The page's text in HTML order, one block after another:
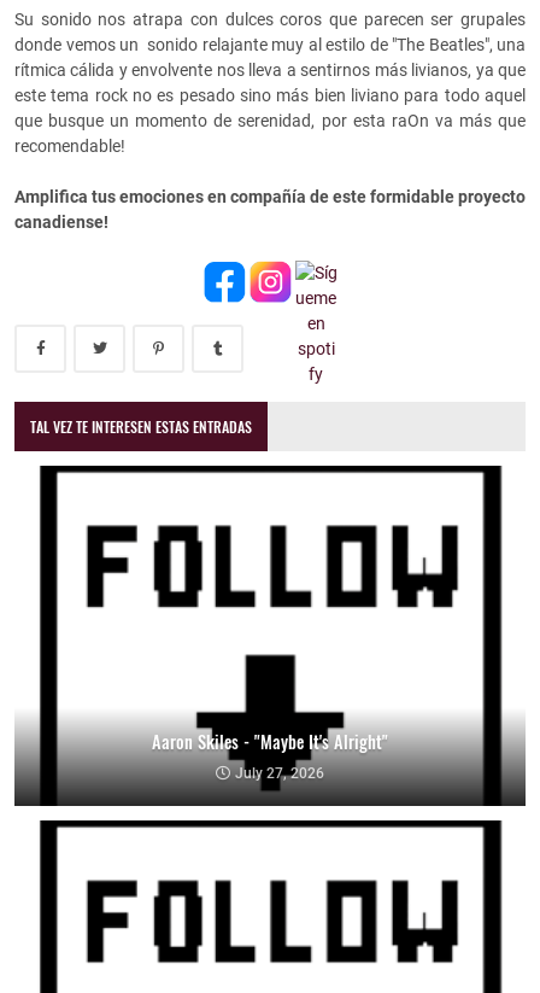
Su sonido nos atrapa con dulces coros que parecen ser grupales
donde vemos un sonido relajante muy al estilo de "The Beatles", una
rítmica cálida y envolvente nos lleva a sentirnos más livianos, ya que
este tema rock no es pesado sino más bien liviano para todo aquel
que busque un momento de serenidad, por esta raOn va más que
recomendable!
Amplifica tus emociones en compañía de este formidable proyecto
canadiense!
TAL VEZ TE INTERESEN ESTAS ENTRADAS
Aaron Skiles - "Maybe It's Alright"
July 27, 2026